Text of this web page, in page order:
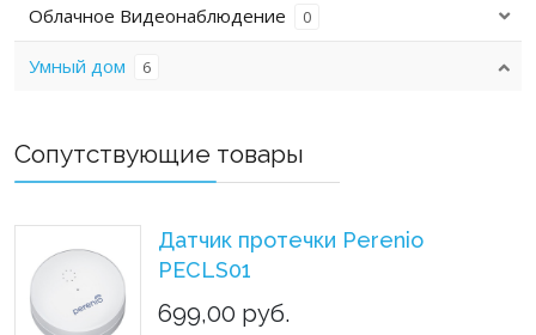
Облачное Видеонаблюдение 0
Умный дом 6
Сопутствующие товары
Датчик протечки Perenio
PECLS01
699,00 руб.